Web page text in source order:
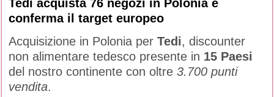
Tedi acquista 76 negozi in Polonia e
conferma il target europeo
Acquisizione in Polonia per Tedi, discounter
non alimentare tedesco presente in 15 Paesi
del nostro continente con oltre 3.700 punti
vendita.